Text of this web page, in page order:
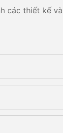
các thiết kế